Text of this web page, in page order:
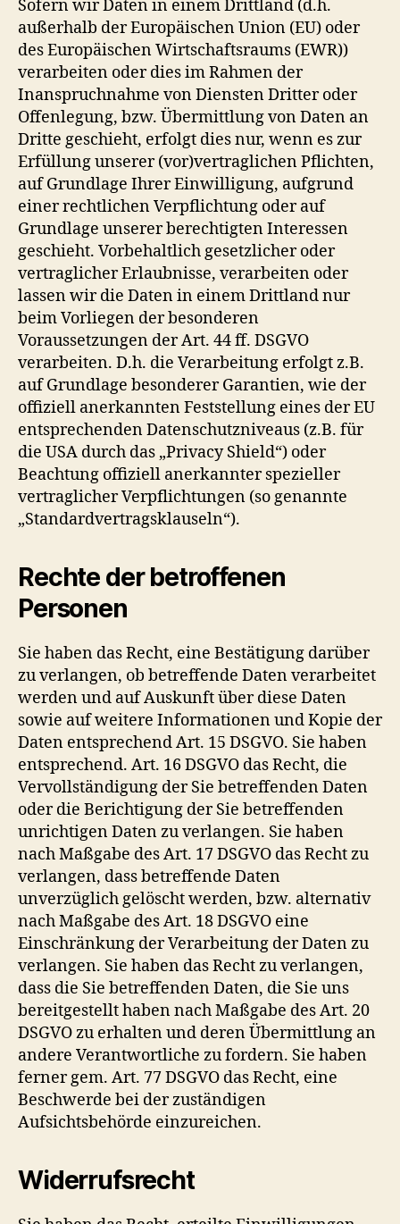
Sofern wir Daten in einem Drittland (d.h.
außerhalb der Europäischen Union (EU) oder
des Europäischen Wirtschaftsraums (EWR))
verarbeiten oder dies im Rahmen der
Inanspruchnahme von Diensten Dritter oder
Offenlegung, bzw. Übermittlung von Daten an
Dritte geschieht, erfolgt dies nur, wenn es zur
Erfüllung unserer (vor)vertraglichen Pflichten,
auf Grundlage Ihrer Einwilligung, aufgrund
einer rechtlichen Verpflichtung oder auf
Grundlage unserer berechtigten Interessen
geschieht. Vorbehaltlich gesetzlicher oder
vertraglicher Erlaubnisse, verarbeiten oder
lassen wir die Daten in einem Drittland nur
beim Vorliegen der besonderen
Voraussetzungen der Art. 44 ff. DSGVO
verarbeiten. D.h. die Verarbeitung erfolgt z.B.
auf Grundlage besonderer Garantien, wie der
offiziell anerkannten Feststellung eines der EU
entsprechenden Datenschutzniveaus (z.B. für
die USA durch das „Privacy Shield“) oder
Beachtung offiziell anerkannter spezieller
vertraglicher Verpflichtungen (so genannte
„Standardvertragsklauseln“).
Rechte der betroffenen
Personen
Sie haben das Recht, eine Bestätigung darüber
zu verlangen, ob betreffende Daten verarbeitet
werden und auf Auskunft über diese Daten
sowie auf weitere Informationen und Kopie der
Daten entsprechend Art. 15 DSGVO. Sie haben
entsprechend. Art. 16 DSGVO das Recht, die
Vervollständigung der Sie betreffenden Daten
oder die Berichtigung der Sie betreffenden
unrichtigen Daten zu verlangen. Sie haben
nach Maßgabe des Art. 17 DSGVO das Recht zu
verlangen, dass betreffende Daten
unverzüglich gelöscht werden, bzw. alternativ
nach Maßgabe des Art. 18 DSGVO eine
Einschränkung der Verarbeitung der Daten zu
verlangen. Sie haben das Recht zu verlangen,
dass die Sie betreffenden Daten, die Sie uns
bereitgestellt haben nach Maßgabe des Art. 20
DSGVO zu erhalten und deren Übermittlung an
andere Verantwortliche zu fordern. Sie haben
ferner gem. Art. 77 DSGVO das Recht, eine
Beschwerde bei der zuständigen
Aufsichtsbehörde einzureichen.
Widerrufsrecht